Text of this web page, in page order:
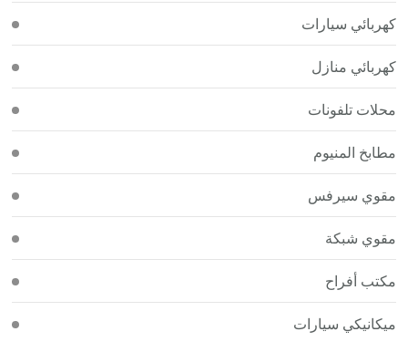
كهربائي سيارات
كهربائي منازل
محلات تلفونات
مطابخ المنيوم
مقوي سيرفس
مقوي شبكة
مكتب أفراح
ميكانيكي سيارات